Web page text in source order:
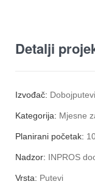
Detalji
Izvođač:
Kategorija: Mjesne
Planirani početak:
Nadzor: INPROS
Vrsta: Putevi